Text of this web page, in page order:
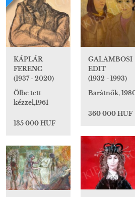
KÁPLÁR
FERENC
(1937 - 2020)
Ölbe tett
kézzel,1961
135 000 HUF
GALAMBOSI
EDIT
(1932 - 1993)
Barátnők,
360 000 HUF